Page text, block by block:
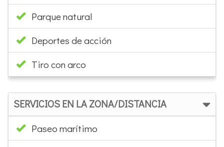
Parque natural
Deportes de acción
Tiro con arco
SERVICIOS EN LA ZONA/DISTANCIA
Paseo marítimo